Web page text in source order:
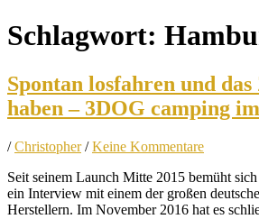
Schlagwort:
Spontan losfahren und das
haben – 3DOG camping
/Christopher /Keine Kommentare
Seit seinem Launch Mitte 2015 bemüht
ein Interview mit einem der großen
Herstellern. Im November 2016 hat es